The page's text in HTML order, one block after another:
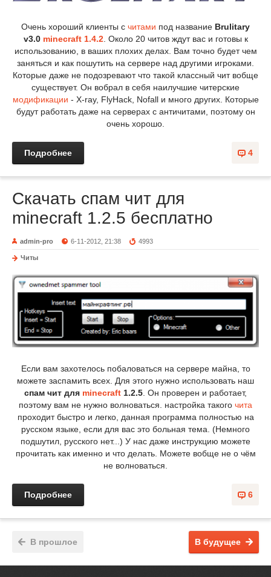
Очень хороший клиенты с читами под название Brulitary
v3.0 minecraft 1.4.2. Около 20 читов ждут вас и готовы к
использованию, в ваших плохих делах. Вам точно будет чем
заняться и как пошутить на сервере над другими игроками.
Которые даже не подозревают что такой классный чит вобще
существует. Он вобрал в себя наилучшие читерские
модификации - X-ray, FlyHack, Nofall и много других. Которые
будут работать даже на серверах с античитами, поэтому он
очень хорошо.
4
Подробнее
Скачать спам чит для
minecraft 1.2.5 бесплатно
admin-pro 6-11-2012, 21:38 4993
Читы
Если вам захотелось побаловаться на сервере майна, то
можете заспамить всех. Для этого нужно использовать наш
спам чит для minecraft 1.2.5. Он проверен и работает,
поэтому вам не нужно волноваться. настройка такого чита
проходит быстро и легко, данная программа полностью на
русском языке, если для вас это больная тема. (Немного
подшутил, русского нет...) У нас даже инструкцию можете
прочитать как именно и что делать. Можете вобще не о чём
не волноваться.
6
Подробнее
В будущее
В прошлое